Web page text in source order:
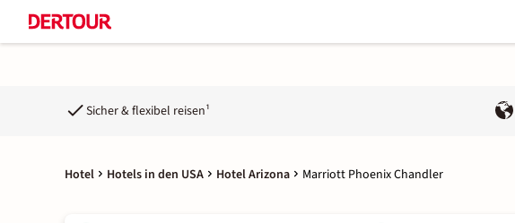
Sicher & flexibel reisen¹
Hotel Hotels in den USA Hotel Arizona Marriott Phoenix Chandler